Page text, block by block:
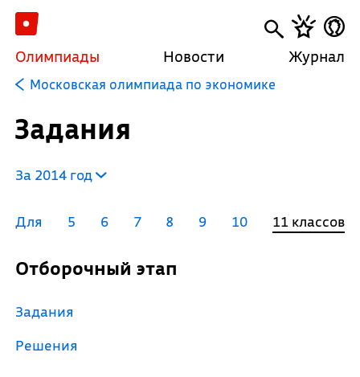
Олимпиады Новости Журнал
Московская олимпиада по экономике
Задания
За 2014 год
Для 5 6 7 8 9 10 11 классов
Отборочный этап
Задания
Решения